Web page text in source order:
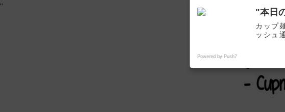
"
カップ
"本日
カップ
ッシュ
Powered by Push7